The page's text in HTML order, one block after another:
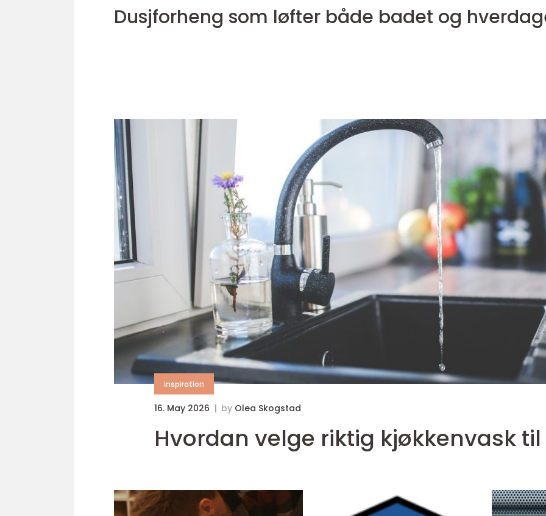
Dusjforheng som løfter både badet og
inspiration
16. May 2026 by Olea Skogstad
Hvordan velge riktig kjøkkenvask